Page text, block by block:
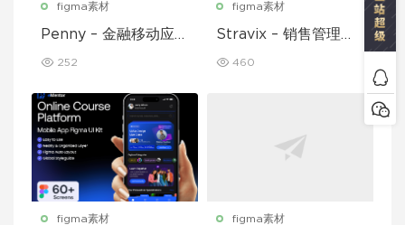
figma素材
Penny – 金融移动应用
252
figma素材
Stravix – 销售管理仪
460
figma素材 figma素材